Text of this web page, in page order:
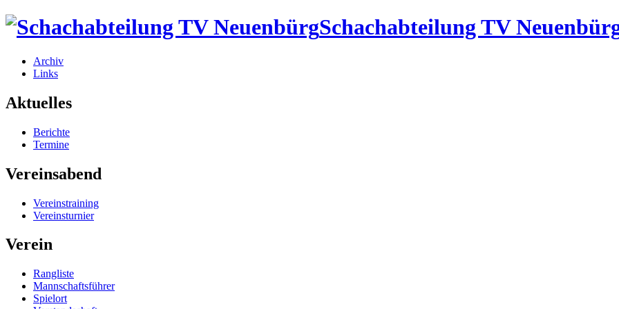
Schachabteilung TV
Archiv
Links
Aktuelles
Berichte
Termine
Vereinsabend
Vereinstraining
Vereinsturnier
Verein
Rangliste
Mannschaftsführer
Spielort